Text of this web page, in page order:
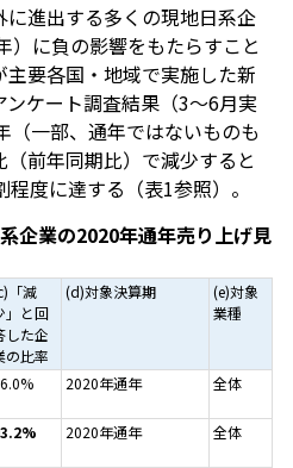
進出する多くの現地日系企
）に負の影響をもたらすこと
要各国・地域で実施した新
ケート調査結果（3～6月実
（一部、通年ではないものも
前年同期比）で減少すると
度に達する（表1参照）。
企業の2020年通年売り上げ見
「減
」と回
した企
の比率
(d)対象決算期
(e)対象
業種
2020年通年 全体
2020年通年 全体